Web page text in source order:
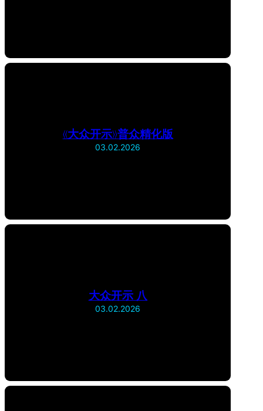
《大众开示》普众精化版
03.02.2026
大众开示 八
03.02.2026